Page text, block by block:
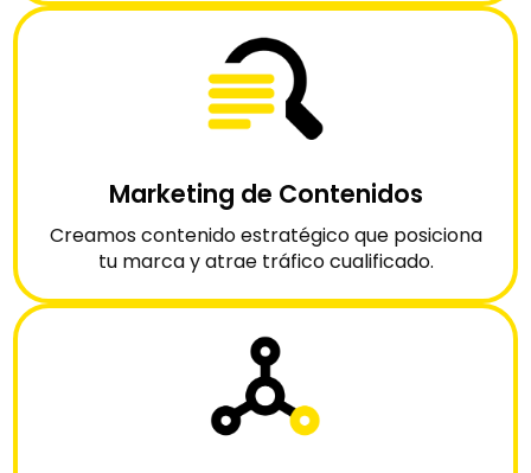
Marketing de Contenidos
Creamos contenido estratégico que posiciona
tu marca y atrae tráfico cualificado.